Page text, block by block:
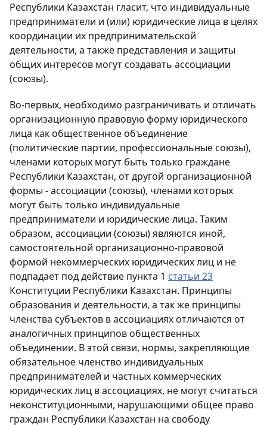
Республики Казахстан гласит, что индивидуальные
предприниматели и (или) юридические лица в целях
координации их предпринимательской
деятельности, а также представления и защиты
общих интересов могут создавать ассоциации
(союзы).
Во-первых, необходимо разграничивать и отличать
организационную правовую форму юридического
лица как общественное объединение
(политические партии, профессиональные союзы),
членами которых могут быть только граждане
Республики Казахстан, от другой организационной
формы - ассоциации (союзы), членами которых
могут быть только индивидуальные
предприниматели и юридические лица. Таким
образом, ассоциации (союзы) являются иной,
самостоятельной организационно-правовой
формой некоммерческих юридических лиц и не
подпадает под действие пункта 1 статьи 23
Конституции Республики Казахстан. Принципы
образования и деятельности, а так же принципы
членства субъектов в ассоциациях отличаются от
аналогичных принципов общественных
объединении. В этой связи, нормы, закрепляющие
обязательное членство индивидуальных
предпринимателей и частных коммерческих
юридических лиц в ассоциациях, не могут считаться
неконституционными, нарушающими общее право
граждан Республики Казахстан на свободу